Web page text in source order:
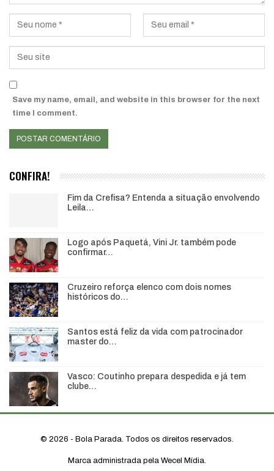
Save my name, email, and website in this browser for the next
time I comment.
CONFIRA!
Fim da Crefisa? Entenda a situação envolvendo
Leila…
Logo após Paquetá, Vini Jr. também pode
confirmar…
Cruzeiro reforça elenco com dois nomes
históricos do…
Santos está feliz da vida com patrocinador
master do…
Vasco: Coutinho prepara despedida e já tem
clube…
© 2026 - Bola Parada. Todos os direitos reservados.
Marca administrada pela Wecel Mídia.